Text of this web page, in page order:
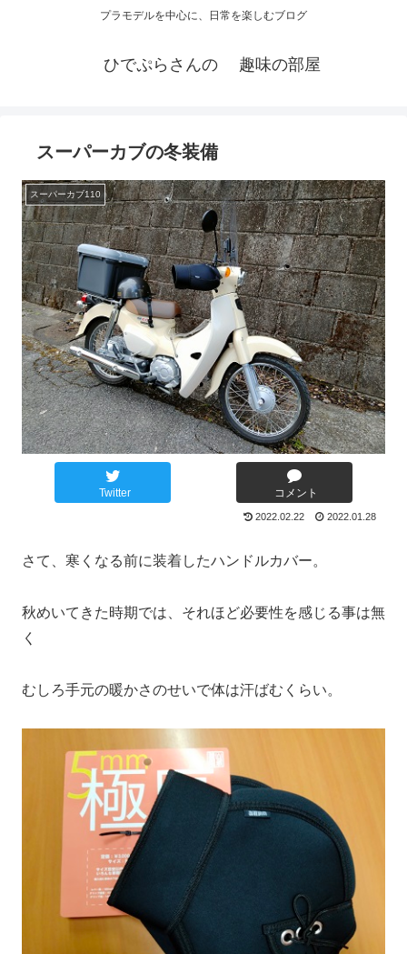
プラモデルを中心に、日常を楽しむブログ
ひでぷらさんの 趣味の部屋
スーパーカブの冬装備
スーパーカブ110
Twitter コメント
2022.02.22 2022.01.28
さて、寒くなる前に装着したハンドルカバー。
秋めいてきた時期では、それほど必要性を感じる事は無
く
むしろ手元の暖かさのせいで体は汗ばむくらい。